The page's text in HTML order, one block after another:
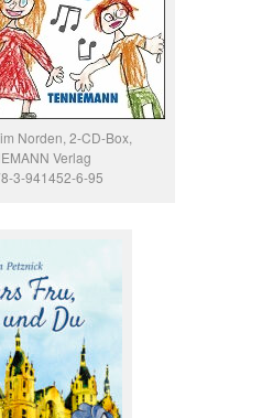
Norden, 2-CD-Box,
Verlag
3-941452-6-95